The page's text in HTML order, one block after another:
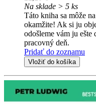
Na sklade > 5 ks
Táto kniha sa môže
okamžite! Ak si ju
odošleme vám ju ešte
pracovný deň.
Pridať do zoznamu
Vložiť do košíka